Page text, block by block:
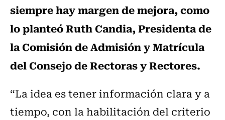
siempre hay margen de mejora, como
lo planteó Ruth Candia, Presidenta de
la Comisión de Admisión y Matrícula
del Consejo de Rectoras y Rectores.
“La idea es tener información clara y a
tiempo, con la habilitación del criterio